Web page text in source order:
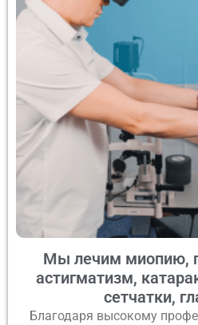
Мы лечим миопию,
астигматизм,
сетчатки,
Благодаря высокому